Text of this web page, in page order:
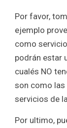
Por favor,
ejemplo
como
podrán estar
cualés NO
son como
servicios de
Por ultimo,